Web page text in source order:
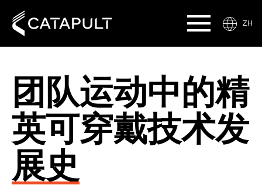
ZH
团队运动中的精
英可穿戴技术发
展史